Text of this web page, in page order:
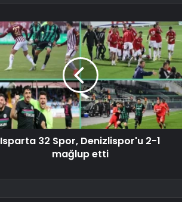
Isparta 32 Spor, Denizlispor'u 2-1
mağlup etti